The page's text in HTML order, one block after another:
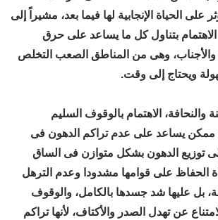
على الحياة الإنجابية لها فيما بعد، مشيراً إلى
الاهتمام بتناول كل ما يساعد على حرق
والأجناب، وهى من المناطق الصعب التخلص
ويحتاج إلى وقت.
الاهتمام بالوقوف السليم
يساعد على عدم تراكم الدهون فى
توزيع الدهون بشكل متوازن فى الساق
الحفاظ على قوامها مشدودا وعدم الترهل
بل عليها شد جسدها بالكامل، والوقوف
عن تهدل الصدر والأكتاف، لأنها تراكم